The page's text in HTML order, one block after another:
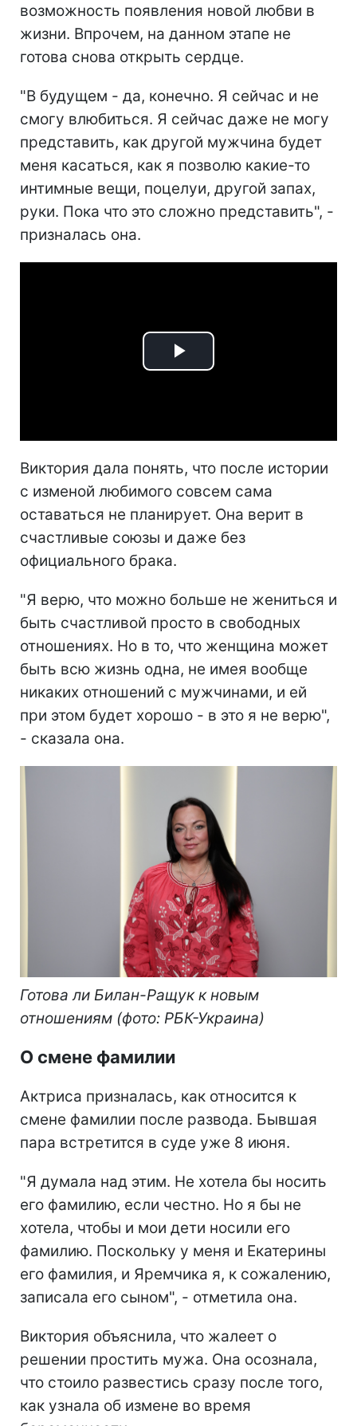
возможность появления новой любви в
жизни. Впрочем, на данном этапе не
готова снова открыть сердце.
"В будущем - да, конечно. Я сейчас и не
смогу влюбиться. Я сейчас даже не могу
представить, как другой мужчина будет
меня касаться, как я позволю какие-то
интимные вещи, поцелуи, другой запах,
руки. Пока что это сложно представить", -
призналась она.
Play
Виктория дала понять, что после истории
с изменой любимого совсем сама
оставаться не планирует. Она верит в
счастливые союзы и даже без
официального брака.
"Я верю, что можно больше не жениться и
быть счастливой просто в свободных
отношениях. Но в то, что женщина может
быть всю жизнь одна, не имея вообще
никаких отношений с мужчинами, и ей
при этом будет хорошо - в это я не верю",
- сказала она.
Готова ли Билан-Ращук к новым
отношениям (фото: РБК-Украина)
О смене фамилии
Актриса призналась, как относится к
смене фамилии после развода. Бывшая
пара встретится в суде уже 8 июня.
"Я думала над этим. Не хотела бы носить
его фамилию, если честно. Но я бы не
хотела, чтобы и мои дети носили его
фамилию. Поскольку у меня и Екатерины
его фамилия, и Яремчика я, к сожалению,
записала его сыном", - отметила она.
Виктория объяснила, что жалеет о
решении простить мужа. Она осознала,
что стоило развестись сразу после того,
как узнала об измене во время